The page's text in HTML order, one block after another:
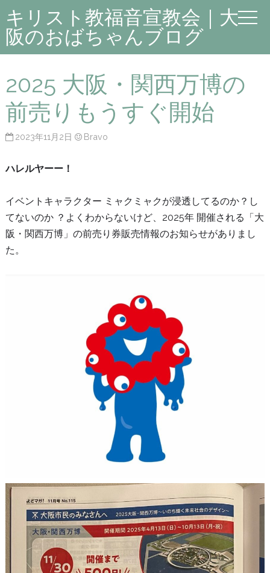
キリスト教福音宣教会｜大
阪のおばちゃんブログ
2025 大阪・関西万博の
前売りもうすぐ開始
2023年11月2日 Bravo
ハレルヤーー！
イベントキャラクター ミャクミャクが浸透してるのか？し
てないのか ？よくわからないけど、2025年 開催される「大
阪・関西万博」の前売り券販売情報のお知らせがありまし
た。